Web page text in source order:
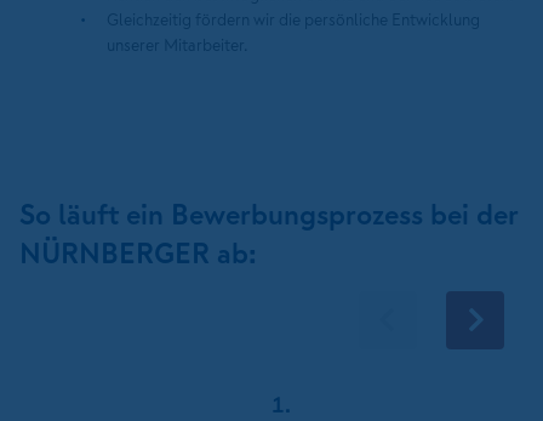
So läuft ein Bewerbungsprozess bei der
NÜRNBERGER ab:
1.